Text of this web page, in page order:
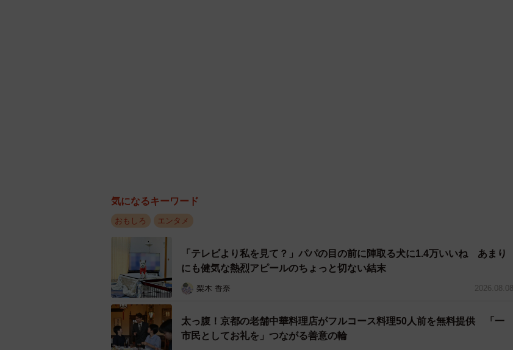
気になるキーワード
おもしろ エンタメ
「テレビより私を見て？」パパの目の前に陣取る犬に1.4万いいね あまり
にも健気な熱烈アピールのちょっと切ない結末
梨木 香奈 2026.08.08
太っ腹！京都の老舗中華料理店がフルコース料理50人前を無料提供 「一
市民としてお礼を」つながる善意の輪